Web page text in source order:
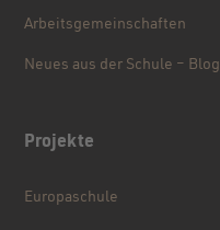
Arbeitsgemeinschaften
Neues aus der Schule – Blog
Projekte
Europaschule